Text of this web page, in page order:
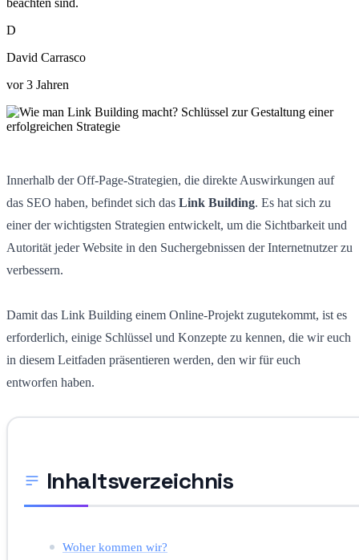
D
David Carrasco
vor 3 Jahren
Innerhalb der Off-Page-Strategien, die direkte Auswirkungen auf
das SEO haben, befindet sich das Link Building. Es hat sich zu
einer der wichtigsten Strategien entwickelt, um die Sichtbarkeit und
Autorität jeder Website in den Suchergebnissen der Internetnutzer zu
verbessern.
Damit das Link Building einem Online-Projekt zugutekommt, ist es
erforderlich, einige Schlüssel und Konzepte zu kennen, die wir euch
in diesem Leitfaden präsentieren werden, den wir für euch
entworfen haben.
Inhaltsverzeichnis
Woher kommen wir?